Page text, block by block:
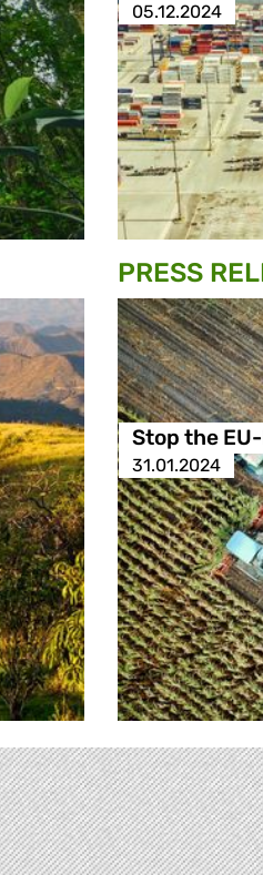
05.12.2024
PRESS
Stop the
31.01.2024